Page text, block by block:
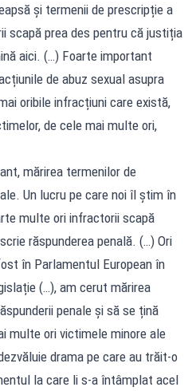
și termenii de prescripție a
scapă prea des pentru că justiția
aici. (…) Foarte important
de abuz sexual asupra
oribile infracțiuni care există,
de cele mai multe ori,
mărirea termenilor de
Un lucru pe care noi îl știm în
multe ori infractorii scapă
răspunderea penală. (…) Ori
în Parlamentul European în
(…), am cerut mărirea
penale și să se țină
multe ori victimele minore ale
drama pe care au trăit-o
la care li s-a întâmplat acel